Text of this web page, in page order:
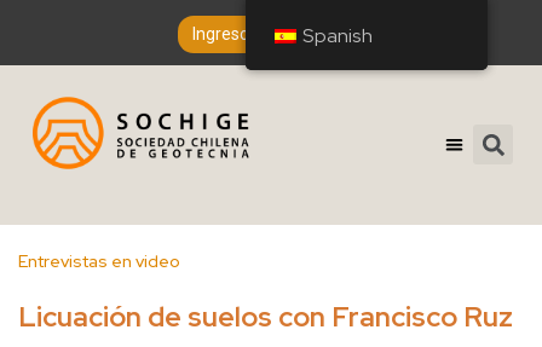
Ingreso de Socios
Entrevistas en video
Licuación de suelos con Francisco Ruz
Spanish
Spanish